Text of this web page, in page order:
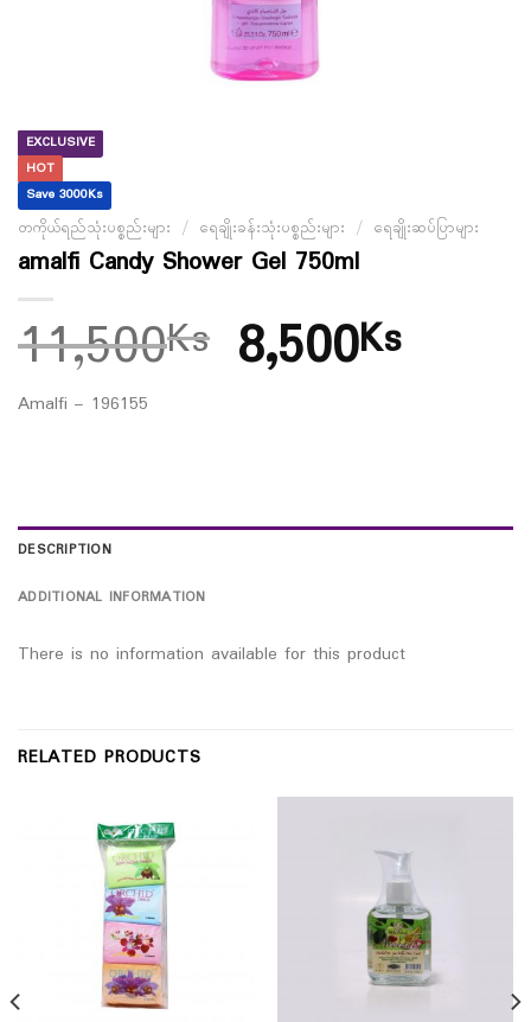
EXCLUSIVE
HOT
Save 3000Ks
တကိုယ်ရည်သုံးပစ္စည်းများ / ရေချိုးခန်းသုံးပစ္စည်းများ / ရေချိုးဆပ်ပြာများ
amalfi Candy Shower Gel 750ml
11,500Ks 8,500Ks
Amalfi – 196155
DESCRIPTION
ADDITIONAL INFORMATION
There is no information available for this product
RELATED PRODUCTS